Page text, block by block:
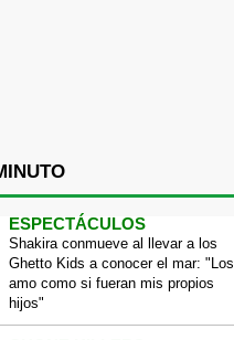
ESPECTÁCULOS
Shakira conmueve al llevar a los
Ghetto Kids a conocer el mar: "Los
amo como si fueran mis propios
hijos"